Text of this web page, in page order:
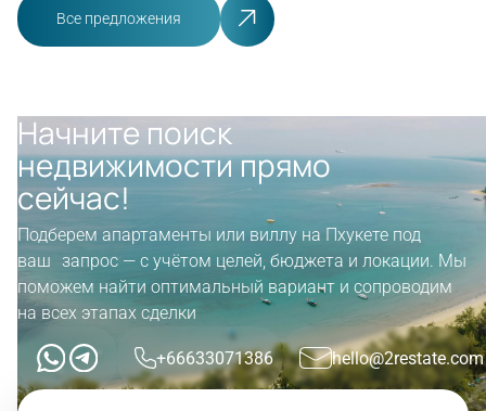
Все предложения
Начните поиск
недвижимости прямо
сейчас!
Подберем апартаменты или виллу на Пхукете под
ваш запрос — с учётом целей, бюджета и локации. Мы
поможем найти оптимальный вариант и сопроводим
на всех этапах сделки
+66633071386 hello@2restate.com